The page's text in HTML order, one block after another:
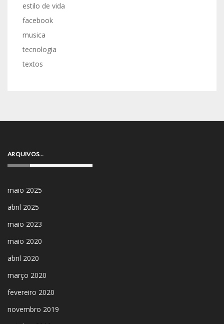
estilo de vida
facebook
musica
tecnologia
textos
ARQUIVOS…
maio 2025
abril 2025
maio 2023
maio 2020
abril 2020
março 2020
fevereiro 2020
novembro 2019